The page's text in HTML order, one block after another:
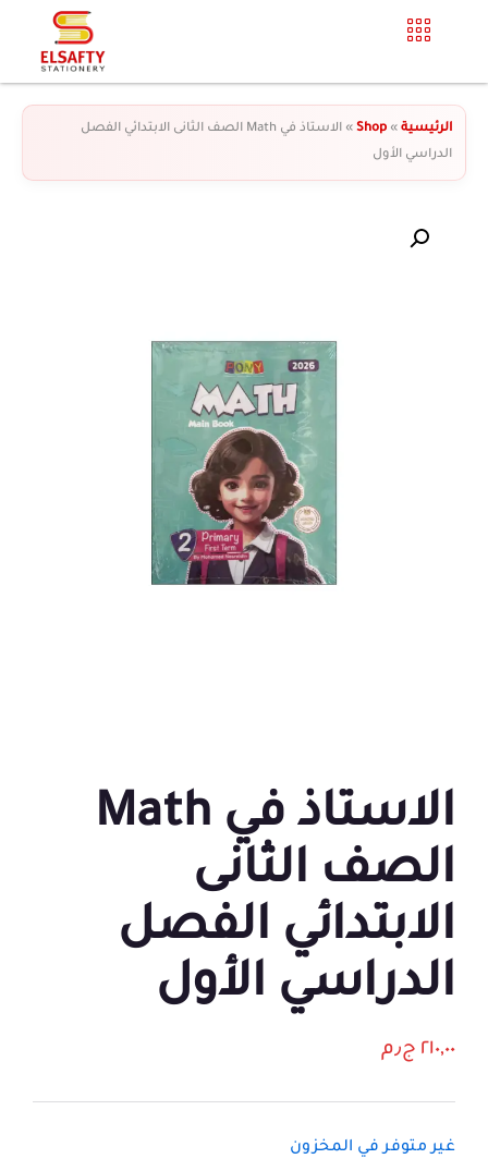
الرئيسية »
Shop
»
الاستاذ في Math الصف الثانى الابتدائي الفصل
الدراسي الأول
الاستاذ في Math
الصف الثانى
الابتدائي الفصل
الدراسي الأول
٢١٠,٠٠ ج٫م
غير متوفر في المخزون